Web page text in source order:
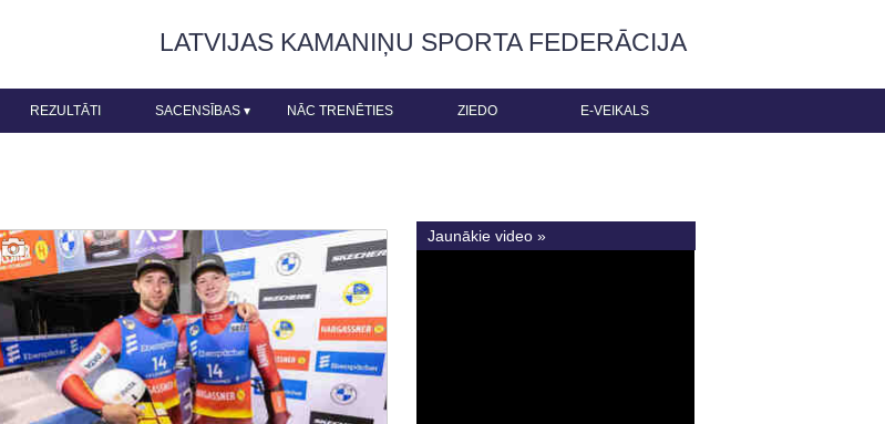
LATVIJAS KAMANIŅU SPORTA FEDERĀCIJA
REZULTĀTI SACENSĪBAS ▾ NĀC TRENĒTIES ZIEDO E-VEIKALS
Jaunākie video »